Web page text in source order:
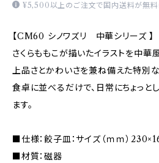
¥5,500以上のご注文で国内送料が無料
【CM60 シノワズリ 中華シリーズ 】
さくらももこが描いたイラストを中華
上品さとかわいさを兼ね備えた特別な
食卓に並べるだけで、日常にちょっと
ます。
■仕様：餃子皿：サイズ（ｍｍ）
■材質：磁器